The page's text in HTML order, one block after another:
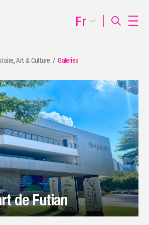
Art & Culture Galeries
de Futian
Fr